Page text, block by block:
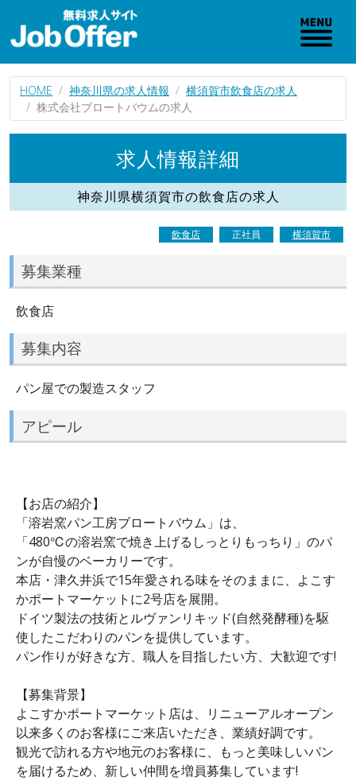
HOME 神奈川県の求人情報
横須賀市飲食店の求人
株式会社ブロートバウムの求人
求人情報詳細
神奈川県横須賀市の飲食店の求人
飲食店 正社員 横須賀市
募集業種
飲食店
募集内容
パン屋での製造スタッフ
アピール
【お店の紹介】
「溶岩窯パン工房ブロートバウム」は、
「480℃の溶岩窯で焼き上げるしっとりもっちり」のパ
ンが自慢のベーカリーです。
本店・津久井浜で15年愛される味をそのままに、よこす
かポートマーケットに2号店を展開。
ドイツ製法の技術とルヴァンリキッド(自然発酵種)を駆
使したこだわりのパンを提供しています。
パン作りが好きな方、職人を目指したい方、大歓迎です!
【募集背景】
よこすかポートマーケット店は、リニューアルオープン
以来多くのお客様にご来店いただき、業績好調です。
観光で訪れる方や地元のお客様に、もっと美味しいパン
を届けるため、新しい仲間を増員募集しています!